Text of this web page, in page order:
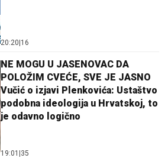
20:20 16
NE MOGU U JASENOVAC DA
POLOŽIM CVEĆE, SVE JE JASNO
Vučić o izjavi Plenkovića: Ustaštvo
podobna ideologija u Hrvatskoj, to
je odavno logično
19:01 35